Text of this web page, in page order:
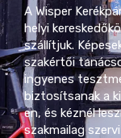
A Wisper
helyi
szállítjuk.
szakértői
ingyenes
biztosítsanak a
en, és kéznél
szakmailag